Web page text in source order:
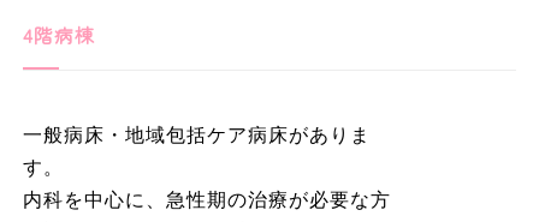
4階病棟
一般病床・地域包括ケア病床がありま
す。
内科を中心に、急性期の治療が必要な方